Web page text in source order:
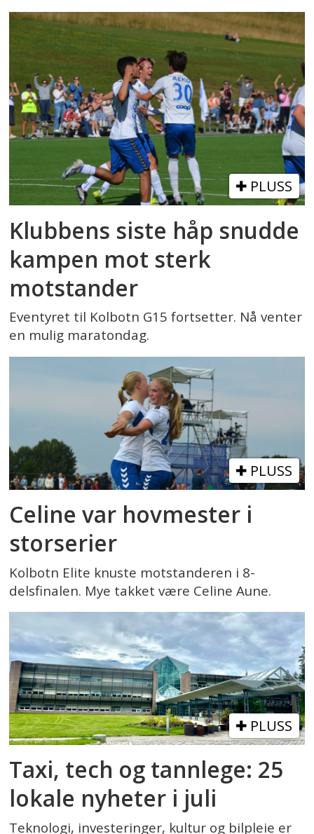
PLUSS
Klubbens siste håp snudde
kampen mot sterk
motstander
Eventyret til Kolbotn G15 fortsetter. Nå venter
en mulig maratondag.
PLUSS
Celine var hovmester i
storserier
Kolbotn Elite knuste motstanderen i 8-
delsfinalen. Mye takket være Celine Aune.
PLUSS
Taxi, tech og tannlege: 25
lokale nyheter i juli
Teknologi, investeringer, kultur og bilpleie er